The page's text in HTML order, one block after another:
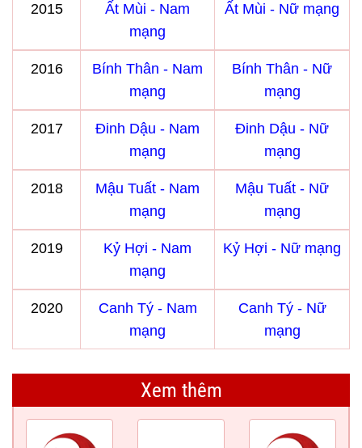
2015
Ất Mùi - Nam
mạng
Ất Mùi - Nữ mạng
2016
Bính Thân - Nam
mạng
Bính Thân - Nữ
mạng
2017
Đinh Dậu - Nam
mạng
Đinh Dậu - Nữ
mạng
2018
Mậu Tuất - Nam
mạng
Mậu Tuất - Nữ
mạng
2019
Kỷ Hợi - Nam
mạng
Kỷ Hợi - Nữ mạng
2020
Canh Tý - Nam
mạng
Canh Tý - Nữ
mạng
Xem thêm